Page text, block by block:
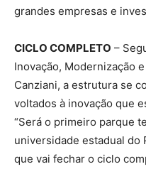
grandes empresas e
CICLO COMPLETO –
Inovação, Modernização
Canziani, a estrutura se
voltados à inovação que
“Será o primeiro parque
universidade estadual do
que vai fechar o ciclo